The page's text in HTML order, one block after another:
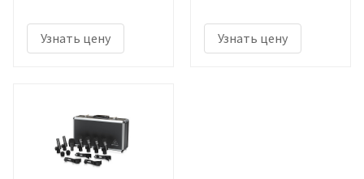
Узнать цену Узнать цену